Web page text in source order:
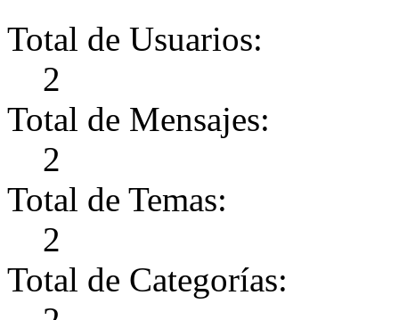
Total de Usuarios:
2
Total de Mensajes:
2
Total de Temas:
2
Total de Categorías: